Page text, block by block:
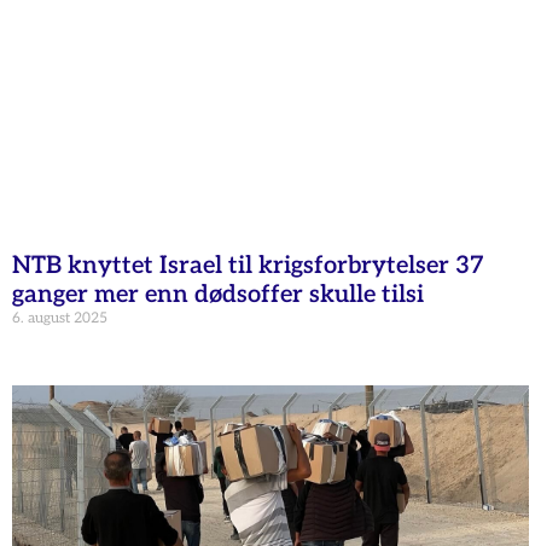
NTB knyttet Israel til krigsforbrytelser 37
ganger mer enn dødsoffer skulle tilsi
6. august 2025